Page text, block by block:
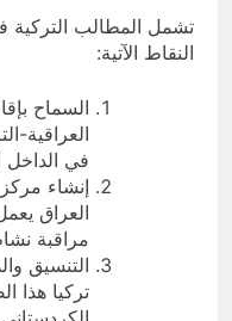
تشمل المطالب التركية
النقاط الآتية:
السماح
في الداخل
إنشاء
العراق
مراقبة
التنسيق
تركيا هذا